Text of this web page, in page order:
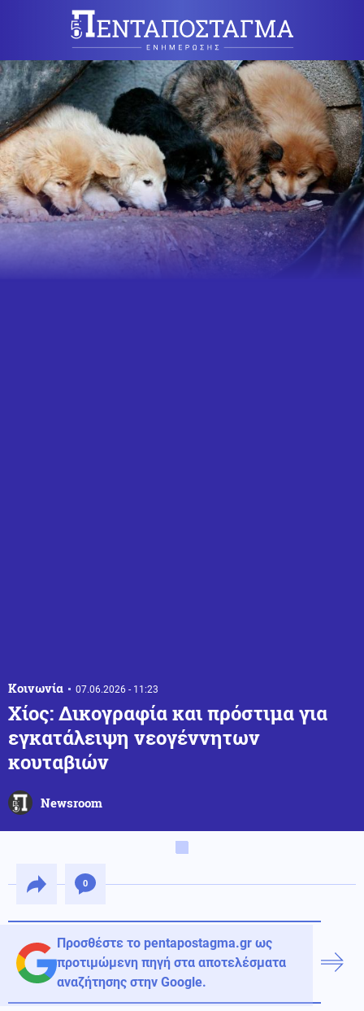
Κοινωνία 07.06.2026 - 11:23
Χίος: Δικογραφία και πρόστιμα για
εγκατάλειψη νεογέννητων
κουταβιών
Newsroom
0
Προσθέστε το pentapostagma.gr ως
προτιμώμενη πηγή στα αποτελέσματα
αναζήτησης στην Google.